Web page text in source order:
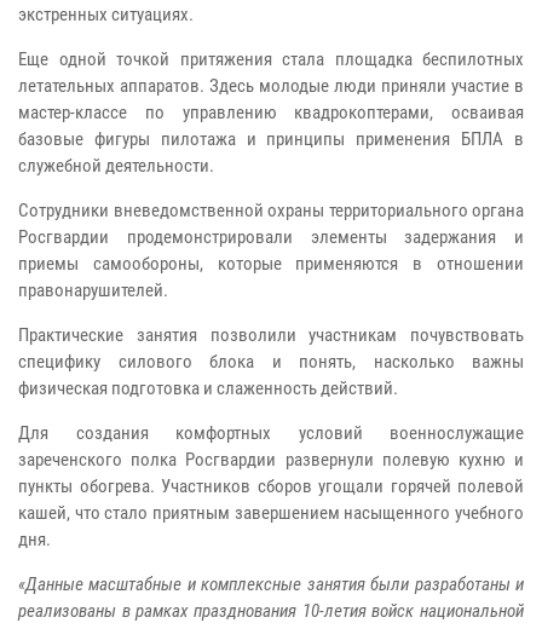
экстренных ситуациях.
Еще одной точкой притяжения стала площадка беспилотных
летательных аппаратов. Здесь молодые люди приняли участие в
мастер-классе по управлению квадрокоптерами, осваивая
базовые фигуры пилотажа и принципы применения БПЛА в
служебной деятельности.
Сотрудники вневедомственной охраны территориального органа
Росгвардии продемонстрировали элементы задержания и
приемы самообороны, которые применяются в отношении
правонарушителей.
Практические занятия позволили участникам почувствовать
специфику силового блока и понять, насколько важны
физическая подготовка и слаженность действий.
Для создания комфортных условий военнослужащие
зареченского полка Росгвардии развернули полевую кухню и
пункты обогрева. Участников сборов угощали горячей полевой
кашей, что стало приятным завершением насыщенного учебного
дня.
«Данные масштабные и комплексные занятия были разработаны и
реализованы в рамках празднования 10-летия войск национальной